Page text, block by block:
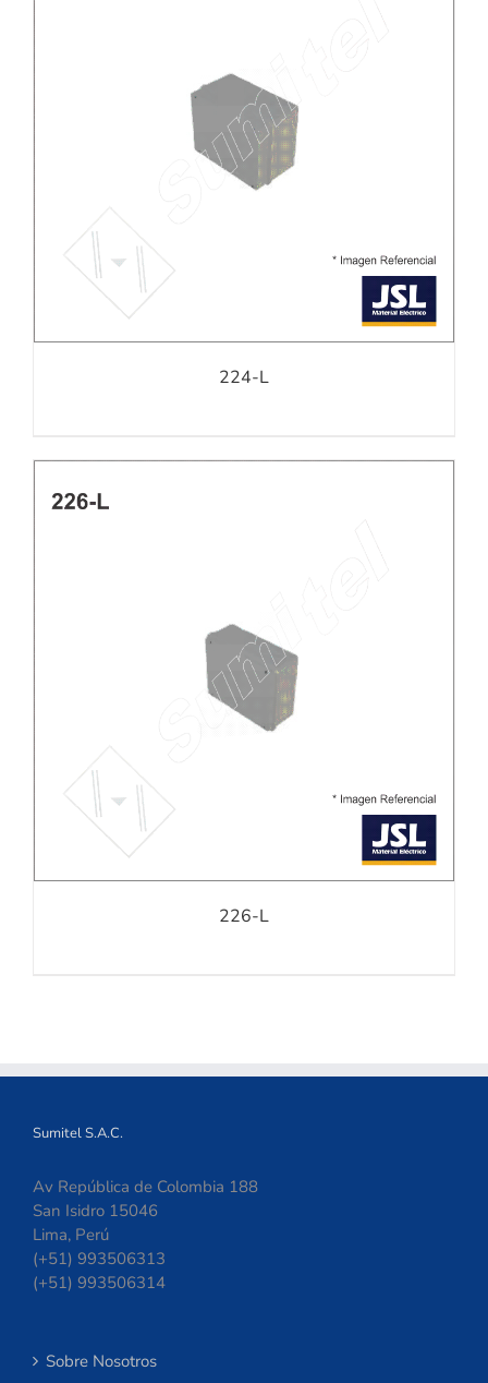
224-L
226-L
Sumitel S.A.C.
Av República de Colombia 188
San Isidro 15046
Lima, Perú
(+51) 993506313
(+51) 993506314
Sobre Nosotros